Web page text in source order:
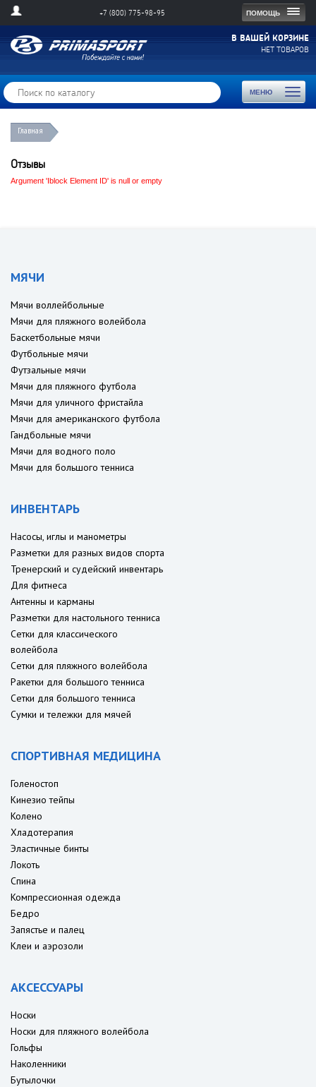
ПОМОЩЬ
+7 (800) 775-98-95
В ВАШЕЙ КОРЗИНЕ
НЕТ ТОВАРОВ
МЕНЮ
Toggle
Главная
Отзывы
Argument 'Iblock Element ID' is null or empty
МЯЧИ
Мячи воллейбольные
Мячи для пляжного волейбола
Баскетбольные мячи
Футбольные мячи
Футзальные мячи
Мячи для пляжного футбола
Мячи для уличного фристайла
Мячи для американского футбола
Гандбольные мячи
Мячи для водного поло
Мячи для большого тенниса
ИНВЕНТАРЬ
Насосы, иглы и манометры
Разметки для разных видов спорта
Тренерский и судейский инвентарь
Для фитнеса
Антенны и карманы
Разметки для настольного тенниса
Сетки для классического
волейбола
Сетки для пляжного волейбола
Ракетки для большого тенниса
Сетки для большого тенниса
Сумки и тележки для мячей
СПОРТИВНАЯ МЕДИЦИНА
Голеностоп
Кинезио тейпы
Колено
Хладотерапия
Эластичные бинты
Локоть
Спина
Компрессионная одежда
Бедро
Запястье и палец
Клеи и аэрозоли
АКСЕССУАРЫ
Носки
Носки для пляжного волейбола
Гольфы
Наколенники
Бутылочки